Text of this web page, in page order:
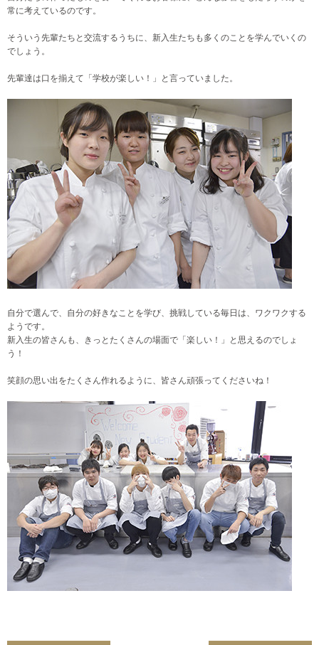
常に考えているのです。
そういう先輩たちと交流するうちに、新入生たちも多くのことを学んでいくの
でしょう。
先輩達は口を揃えて「学校が楽しい！」と言っていました。
自分で選んで、自分の好きなことを学び、挑戦している毎日は、ワクワクする
ようです。
新入生の皆さんも、きっとたくさんの場面で「楽しい！」と思えるのでしょ
う！
笑顔の思い出をたくさん作れるように、皆さん頑張ってくださいね！